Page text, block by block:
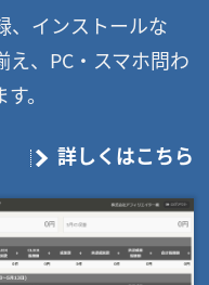
、インストールな
え、PC・スマホ問わ
。
詳しくはこちら